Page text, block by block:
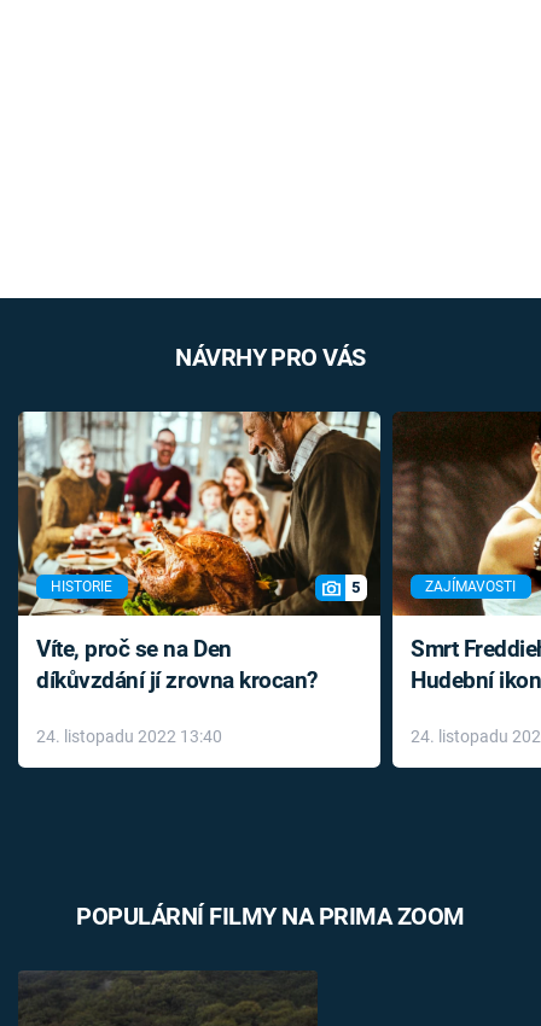
NÁVRHY PRO VÁS
HISTORIE 5
Víte, proč se na Den
díkůvzdání jí zrovna krocan?
24. listopadu 2022 13:40
ZAJÍMAVOSTI
Smrt
Hudební
léky
24. listopadu
POPULÁRNÍ FILMY NA PRIMA ZOOM